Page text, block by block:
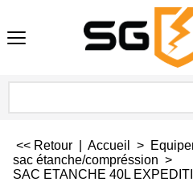
<< Retour Accueil >
sac étanche/compréssion >
SAC ETANCHE 40L